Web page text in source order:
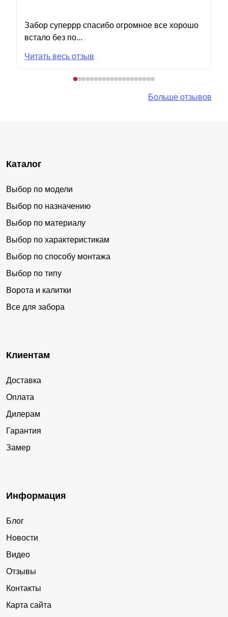
Забор суперрр спасибо огромное все хорошо
встало без по...
Читать весь отзыв
Больше отзывов
Каталог
Выбор по модели
Выбор по назначению
Выбор по материалу
Выбор по характеристикам
Выбор по способу монтажа
Выбор по типу
Ворота и калитки
Все для забора
Клиентам
Доставка
Оплата
Дилерам
Гарантия
Замер
Информация
Блог
Новости
Видео
Отзывы
Контакты
Карта сайта